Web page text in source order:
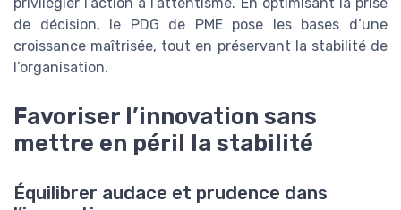
privilégier l’action à l’attentisme. En optimisant la prise
de décision, le PDG de PME pose les bases d’une
croissance maîtrisée, tout en préservant la stabilité de
l’organisation.
Favoriser l’innovation sans
mettre en péril la stabilité
Équilibrer audace et prudence dans